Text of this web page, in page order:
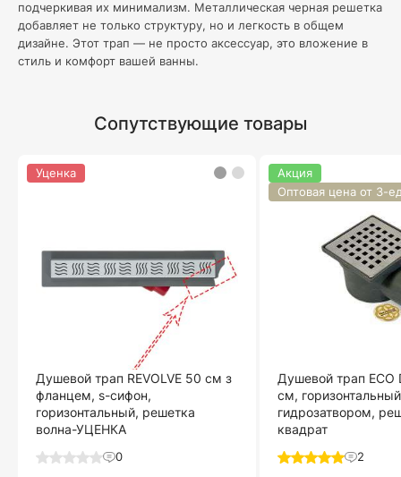
подчеркивая их минимализм. Металлическая черная решетка
добавляет не только структуру, но и легкость в общем
дизайне. Этот трап — не просто аксессуар, это вложение в
стиль и комфорт вашей ванны.
Сопутствующие товары
Душевой трап REVOLVE 50 см з
фланцем, s-сифон,
горизонтальный, решетка
волна-УЦЕНКА
0
Уценка
Душевой трап ECO
см,
гидрозатвором,
квадрат
2
Акция
Оптовая цена от 3-